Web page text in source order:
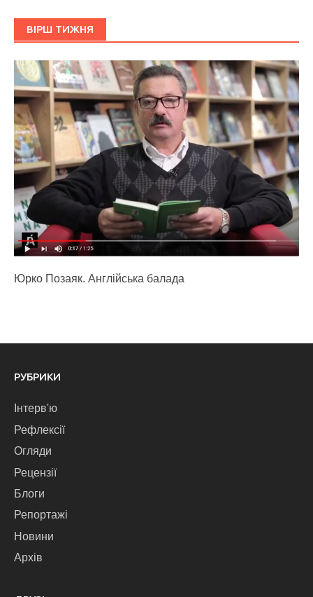
ВІРШ ТИЖНЯ
Юрко Позаяк. Англійська балада
РУБРИКИ
Інтерв'ю
Рефлексії
Огляди
Рецензії
Блоги
Репортажі
Новини
Архів